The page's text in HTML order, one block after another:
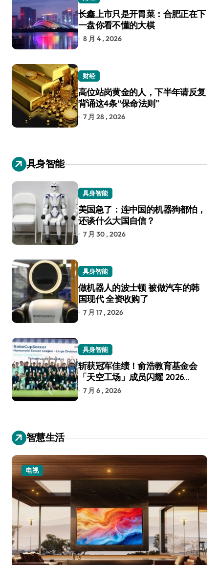
长鑫上市只是开胃菜：合肥正在下
一盘你看不懂的大棋
8 月 4 , 2026
财经
高位站岗黄金的人，下半年请反复
背诵这4条“保命法则”
7 月 28 , 2026
具身智能
具身智能
美国急了：连中国的机器狗都怕，
还谈什么大国自信？
7 月 30 , 2026
具身智能
做机器人的波士顿 被做汽车的韩
国现代 全资收购了
7 月 17 , 2026
具身智能
斩获冠军佳绩！俞浩教育基金会
「天空工场」成员闪耀 2026
RoboCup 机器人世界杯
7 月 6 , 2026
智慧生活
小家电